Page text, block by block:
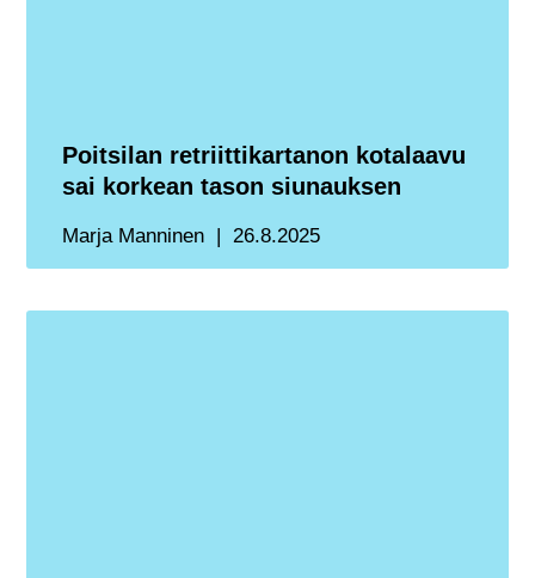
Poitsilan retriittikartanon kotalaavu
sai korkean tason siunauksen
Marja Manninen 26.8.2025